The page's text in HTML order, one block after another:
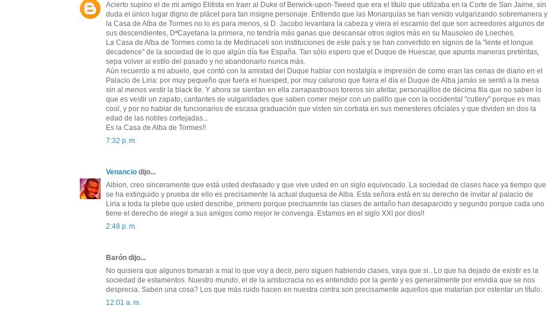
Acierto supino el de mi amigo Elitista en traer al Duke of Berwick-upon-Tweed que era el título que utilizaba en la Corte de San Jaime, sin
duda el único lugar digno de plácet para tan insigne personaje. Entiendo que las Monarquías se han venido vulgarizando sobremanera y
la Casa de Alba de Tormes no lo es para menos, si D. Jacobo levantara la cabeza y viera el escarnio del que son acreedores algunos de
sus descendientes, DªCayetana la primera, no tendría más ganas que descansar otros siglos más en su Mausoleo de Loeches.
La Casa de Alba de Tormes como la de Medinaceli son instituciones de este país y se han convertido en signos de la "lente et longue
decadence" de la sociedad de lo que algún día fue España. Tan sólo espero que el Duque de Huescar, que apunta maneras pretéritas,
sepa volver al estilo del pasado y no abandonarlo nunca más.
Aún recuerdo a mi abuelo, que contó con la amistad del Duque hablar con nostalgia e impresión de como eran las cenas de diario en el
Palacio de Liria: por muy pequeño que fuera el huesped, por muy caluroso que fuera el día el Duque de Alba jamás se sentó a la mesa
sin al menos vestir la black tie. Y ahora se sientan en ella zarrapastrosos toreros sin afeitar, personajillos de décima fila que no saben lo
que es vestir un zapato, cantantes de vulgaridades que saben comer mejor con un palillo que con la occidental "cutlery" porque es mas
cool, y por no hablar de funcionarios de escasa graduación que visten sin corbata en sus menesteres oficiales y que dividen en dos la
edad de las nobles cortejadas...
Es la Casa de Alba de Tormes!!
7:32 p. m.
Venancio dijo...
Albion, creo sinceramente que está usted desfasado y que vive usted en un siglo equivocado. La sociedad de clases hace ya tiempo que
se ha extinguido y prueba de ello es precisamente la actual duquesa de Alba. Esta señora está en su derecho de invitar al palacio de
Liria a toda la plebe que usted describe, primero porque precisamnte las clases de antaño han desaparcido y segundo porque cada uno
tiene el derecho de elegir a sus amigos como mejor le convenga. Estamos en el siglo XXI por dios!!
2:48 p. m.
Barón dijo...
No quisiera que algunos tomaran a mal lo que voy a decir, pero siguen habiendo clases, vaya que si.. Lo que ha dejado de existir es la
sociedad de estamentos. Nuestro mundo, el de la aristocracia no es entendido por la gente y es generalmente por envidia que se nos
desprecia. Saben una cosa? Los que más ruido hacen en nuestra contra son precisamente aquellos que matarían por ostentar un título.
12:01 a. m.